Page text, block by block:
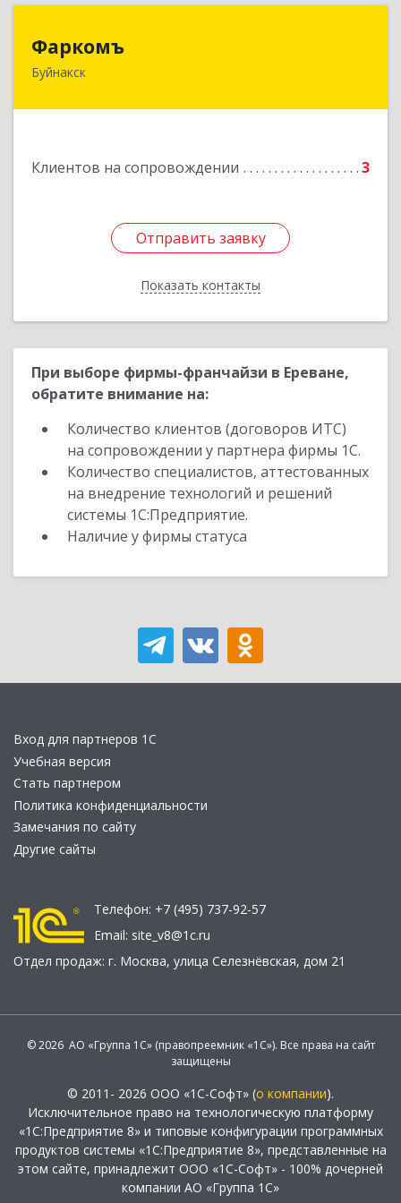
Фаркомъ
Буйнакск
Клиентов на сопровождении 3
Отправить заявку
Показать контакты
Отправить заявку
Назад
При выборе фирмы-франчайзи в Ереване,
обратите внимание на:
Количество клиентов (договоров ИТС)
на сопровождении у партнера фирмы 1С.
Количество специалистов, аттестованных
на внедрение технологий и решений
системы 1С:Предприятие.
Наличие у фирмы статуса
Вход для партнеров 1С
Учебная версия
Стать партнером
Политика конфиденциальности
Замечания по сайту
Другие сайты
Телефон: +7 (495) 737-92-57
Email: site_v8@1c.ru
Отдел продаж: г. Москва, улица Селезнёвская, дом 21
© 2026 АО «Группа 1С» (правопреемник «1С»). Все права на сайт
защищены
© 2011- 2026 ООО «1С-Софт» (о компании).
Исключительное право на технологическую платформу
«1С:Предприятие 8» и типовые конфигурации программных
продуктов системы «1С:Предприятие 8», представленные на
этом сайте, принадлежит ООО «1С-Софт» - 100% дочерней
компании АО «Группа 1С»